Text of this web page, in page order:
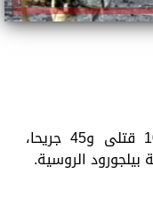
قالت وسائل إعلام أوكرانية، إن 10 قتلى و45 جريحا،
الروسية.